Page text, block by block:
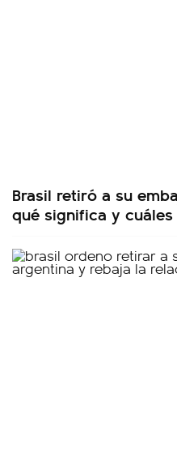
Brasil retiró a su
qué significa y